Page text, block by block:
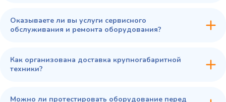
Оказываете ли вы услуги сервисного
обслуживания и ремонта оборудования?
Как организована доставка крупногабаритной
техники?
Можно ли протестировать оборудование перед